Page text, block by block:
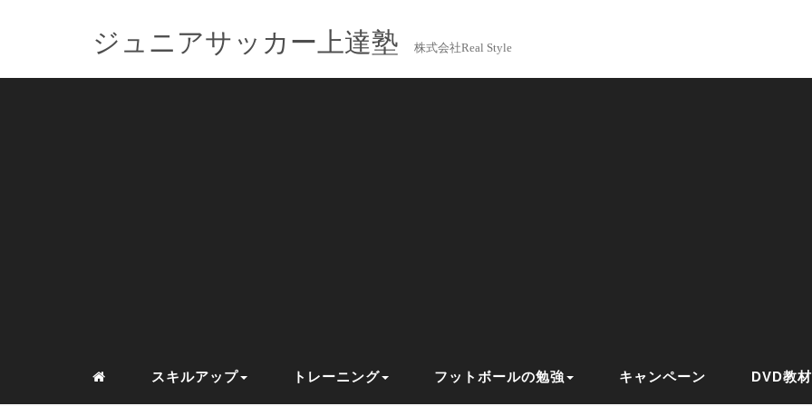
ジュニアサッカー上達塾 株式会社Real Style
スキルアップ トレーニング フットボールの勉強 キャンペーン DVD教材